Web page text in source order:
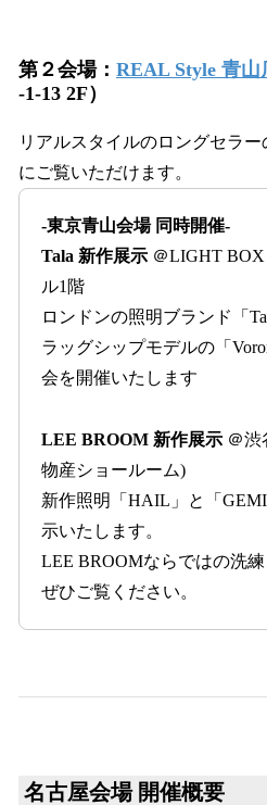
第２会場： REAL Style 青山
-1-13 2F）
リアルスタイルのロングセラ
にご覧いただけます。
-東京青山会場 同時開催-
Tala 新作展示 ＠LIGHT
ル1階
ロンドンの照明ブランド「
ラッグシップモデルの「
会を開催いたします
LEE BROOM 新作展示 ＠渋
物産ショールーム)
新作照明「HAIL」と「
示いたします。
LEE BROOMならではの洗
ぜひご覧ください。
名古屋会場 開催概要